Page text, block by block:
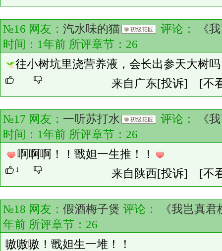
№16 网友： 汽水味的猫 评论：
《
时间：1年前 所评章节： 26
往小树坑里浇营养液，会长出参天大树
来自广东[投诉] [不
№17 网友： 一听苏打水 评论：
《
时间：1年前 所评章节： 26
啊啊啊！！戬妲一生推！！
1 来自陕西[投诉] [不
№18 网友： 假酒梅子煲 评论：
《我岂真
年前 所评章节： 26
嗷嗷嗷！戬妲生一堆！！